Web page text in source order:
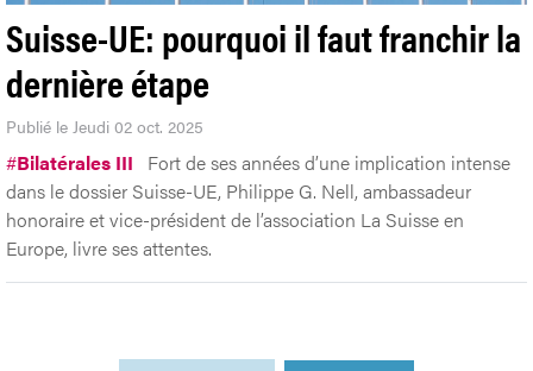
Suisse-UE: pourquoi il faut franchir la
dernière étape
Publié le Jeudi 02 oct. 2025
#Bilatérales III
Fort de ses années d’une implication intense
dans le dossier Suisse-UE, Philippe G. Nell, ambassadeur
honoraire et vice-président de l’association La Suisse en
Europe, livre ses attentes.